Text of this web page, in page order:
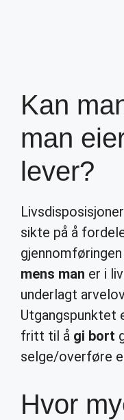
Kan
man
lever?
sikte på å
mens man er i
underlagt
Utgangspunktet
fritt til å gi bort
selge/overføre
Hvor